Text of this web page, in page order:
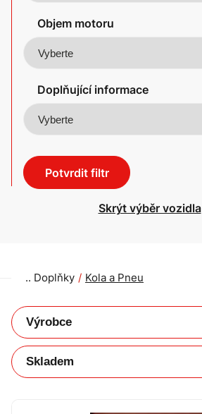
Objem motoru
Doplňující informace
Potvrdit filtr
Skrýt výběr vozidla
Doplňky Kola a Pneu